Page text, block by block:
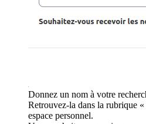
Donnez un nom à votre
Retrouvez-la dans la rubrique
espace personnel.